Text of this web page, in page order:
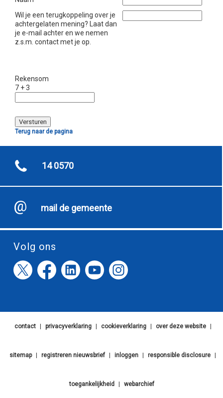
Wil je een terugkoppeling over je
achtergelaten mening? Laat dan
je e-mail achter en we nemen
z.s.m. contact met je op.
Rekensom
7 + 3
Terug naar de pagina
14 0570
mail de gemeente
Volg ons
contact privacyverklaring cookieverklaring over deze website
sitemap registreren nieuwsbrief inloggen responsible disclosure
toegankelijkheid webarchief